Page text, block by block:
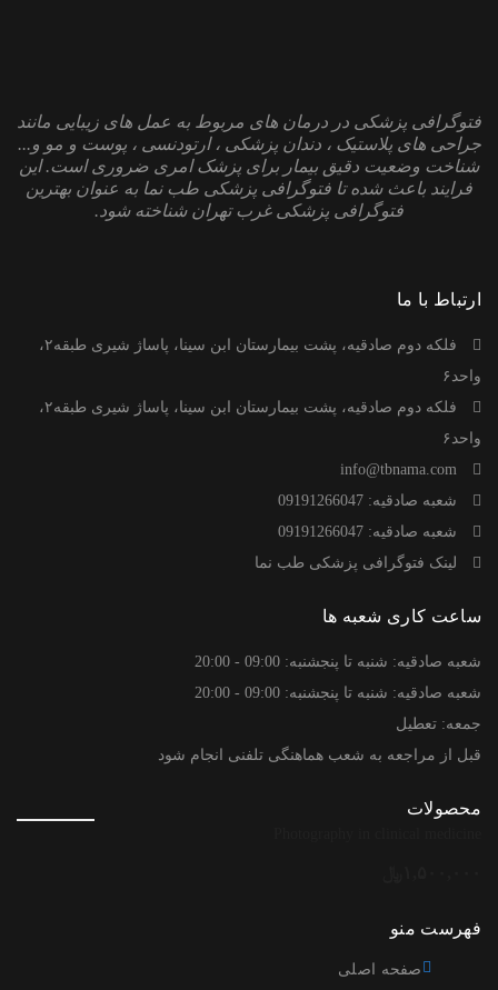
فتوگرافی پزشکی در درمان های مربوط به عمل های زیبایی مانند
جراحی های پلاستیک ، دندان پزشکی ، ارتودنسی ، پوست و مو و...
شناخت وضعیت دقیق بیمار برای پزشک امری ضروری است. این
فرایند باعث شده تا فتوگرافی پزشکی طب نما به عنوان بهترین
فتوگرافی پزشکی غرب تهران شناخته شود.
ارتباط با ما
فلکه دوم صادقیه، پشت بیمارستان ابن سینا، پاساژ شیری طبقه۲،
واحد۶
فلکه دوم صادقیه، پشت بیمارستان ابن سینا، پاساژ شیری طبقه۲،
واحد۶
شعبه صادقیه: 09191266047
شعبه صادقیه: 09191266047
لینک فتوگرافی پزشکی طب نما
ساعت کاری شعبه ها
شعبه صادقیه: شنبه تا پنجشنبه: 09:00 - 20:00
شعبه صادقیه: شنبه تا پنجشنبه: 09:00 - 20:00
جمعه: تعطیل
قبل از مراجعه به شعب هماهنگی تلفنی انجام شود
محصولات
فهرست منو
صفحه اصلی